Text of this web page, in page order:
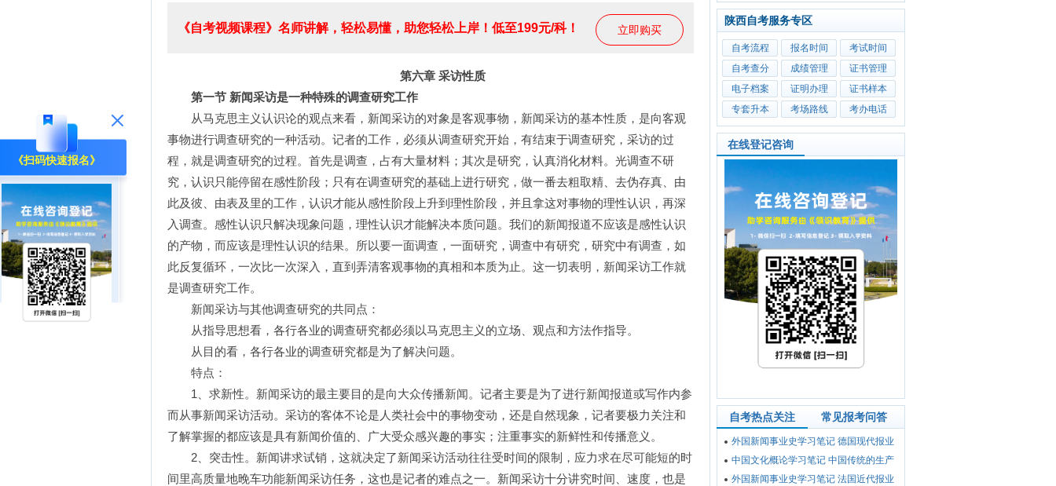
立即购买
《自考视频课程》名师讲解，轻松易懂，助您轻松上岸！低至199元/科！
第六章 采访性质
第一节 新闻采访是一种特殊的调查研究工作
从马克思主义认识论的观点来看，新闻采访的对象是客观事物，新闻采访的基本性质，是向客观
事物进行调查研究的一种活动。记者的工作，必须从调查研究开始，有结束于调查研究，采访的过
程，就是调查研究的过程。首先是调查，占有大量材料；其次是研究，认真消化材料。光调查不研
究，认识只能停留在感性阶段；只有在调查研究的基础上进行研究，做一番去粗取精、去伪存真、由
此及彼、由表及里的工作，认识才能从感性阶段上升到理性阶段，并且拿这对事物的理性认识，再深
入调查。感性认识只解决现象问题，理性认识才能解决本质问题。我们的新闻报道不应该是感性认识
的产物，而应该是理性认识的结果。所以要一面调查，一面研究，调查中有研究，研究中有调查，如
此反复循环，一次比一次深入，直到弄清客观事物的真相和本质为止。这一切表明，新闻采访工作就
是调查研究工作。
新闻采访与其他调查研究的共同点：
从指导思想看，各行各业的调查研究都必须以马克思主义的立场、观点和方法作指导。
从目的看，各行各业的调查研究都是为了解决问题。
特点：
1、求新性。新闻采访的最主要目的是向大众传播新闻。记者主要是为了进行新闻报道或写作内参
而从事新闻采访活动。采访的客体不论是人类社会中的事物变动，还是自然现象，记者要极力关注和
了解掌握的都应该是具有新闻价值的、广大受众感兴趣的事实；注重事实的新鲜性和传播意义。
2、突击性。新闻讲求试销，这就决定了新闻采访活动往往受时间的限制，应力求在尽可能短的时
间里高质量地晚车功能新闻采访任务，这也是记者的难点之一。新闻采访十分讲究时间、速度，也是
陕西自考服务专区
自考流程 报名时间
考试时间
自考查分
成绩管理
证书管理
电子档案
证明办理
证书样本
专套升本
考场路线 考办电话
在线登记咨询
自考热点关注 常见报考问答
外国新闻事业史学习笔记 德国现代报业
中国文化概论学习笔记 中国传统的生产
外国新闻事业史学习笔记 法国近代报业
《扫码快速报名》